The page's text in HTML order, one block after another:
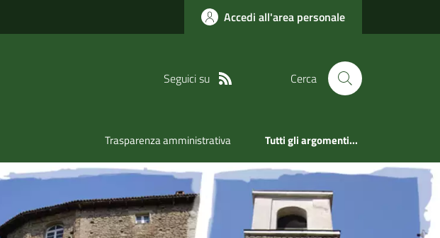
Accedi all'area personale
Seguici su Cerca
Trasparenza amministrativa Tutti gli argomenti...